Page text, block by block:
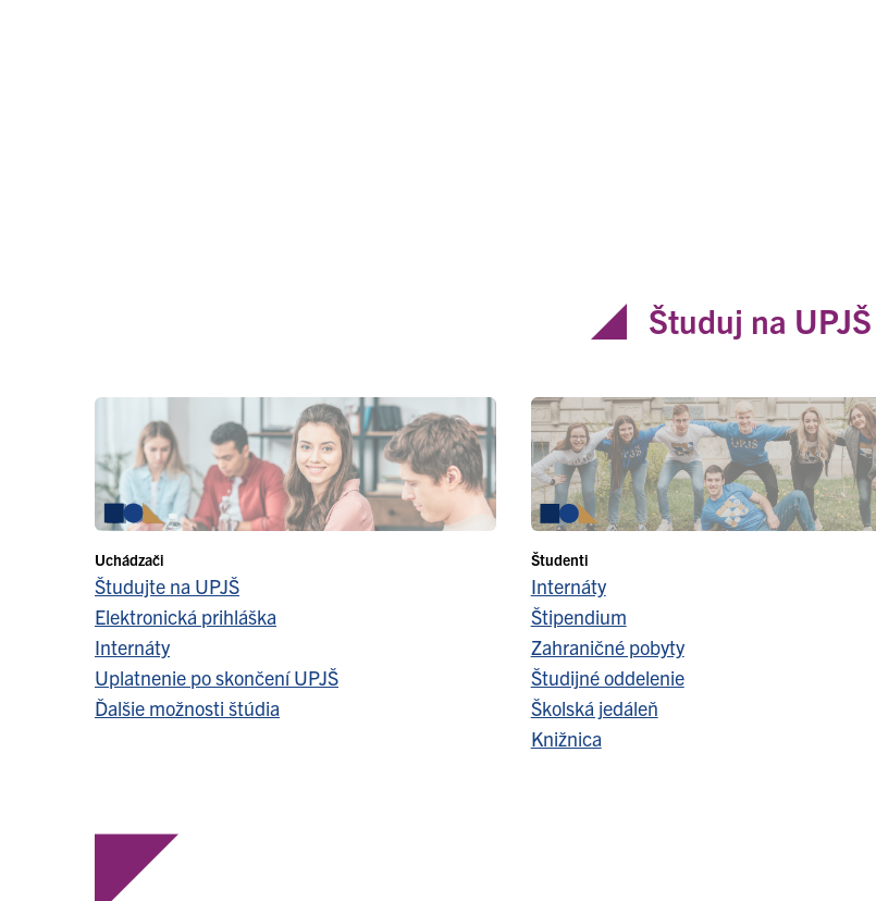
Študuj na UPJŠ
Uchádzači
Študujte na UPJŠ
Elektronická prihláška
Internáty
Uplatnenie po skončení UPJŠ
Ďalšie možnosti štúdia
Študenti
Internáty
Štipendium
Zahraničné pobyty
Študijné oddelenie
Školská jedáleň
Knižnica